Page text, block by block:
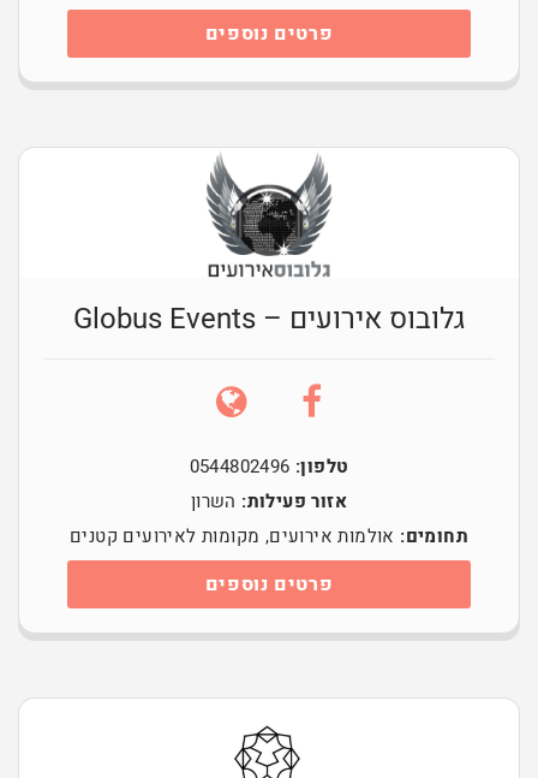
פרטים נוספים
גלובוס אירועים – Globus Events
טלפון: 0544802496
אזור פעילות: השרון
תחומים: אולמות אירועים, מקומות לאירועים קטנים
פרטים נוספים